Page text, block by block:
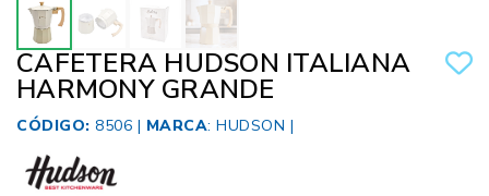
CAFETERA HUDSON ITALIANA
HARMONY GRANDE
CÓDIGO: 8506 | MARCA: HUDSON |